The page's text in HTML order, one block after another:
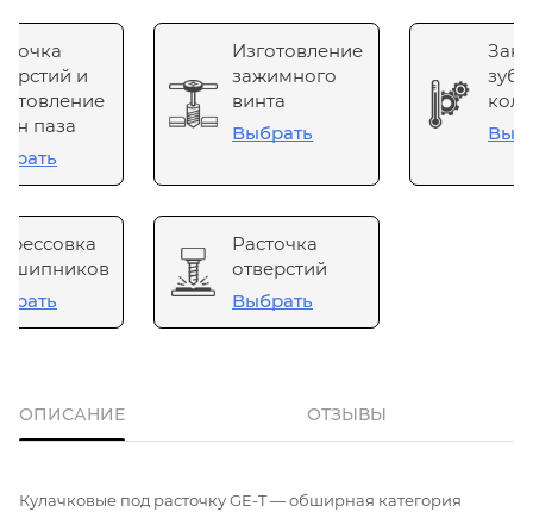
и
паза
Изготовление
зажимного
винта
Выбрать
Расточка
отверстий
Выбрать
ОПИСАНИЕ ОТЗЫВЫ
Кулачковые под расточку GE-T — обширная категория